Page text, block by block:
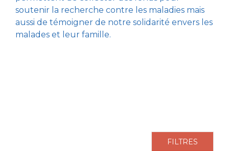
soutenir la recherche contre les maladies mais
aussi de témoigner de notre solidarité envers les
malades et leur famille.
FILTRES